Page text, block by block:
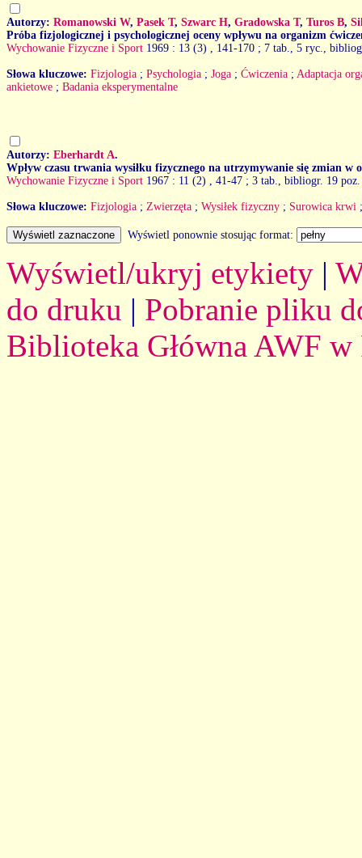
Autorzy: Romanowski W, Pasek T, Szwarc H, Gradowska T, Turos B,
Próba fizjologicznej i psychologicznej oceny wpływu na organizm
Wychowanie Fizyczne i Sport 1969 : 13 (3) , 141-170 ; 7 tab., 5 ryc.,
Słowa kluczowe: Fizjologia ; Psychologia ; Joga ; Ćwiczenia ; Adaptacja
ankietowe ; Badania eksperymentalne
Autorzy: Eberhardt A.
Wpływ czasu trwania wysiłku fizycznego na utrzymywanie się zmian
Wychowanie Fizyczne i Sport 1967 : 11 (2) , 41-47 ; 3 tab., bibliogr. 19 poz.
Słowa kluczowe: Fizjologia ; Zwierzęta ; Wysiłek fizyczny ; Surowica krwi
Wyświetl ponownie stosując format:
Wyświetl/ukryj etykiety |
do druku | Pobranie pliku
Biblioteka Główna AWF w